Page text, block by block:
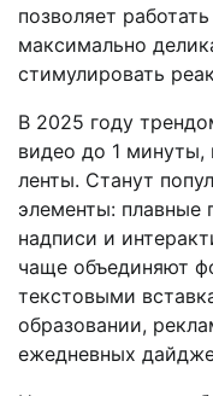
позволяет
максимально
стимулировать
В 2025 году
видео до 1
ленты. Станут
элементы: плавные
надписи и
чаще объединяют
текстовыми
образовании,
ежедневных